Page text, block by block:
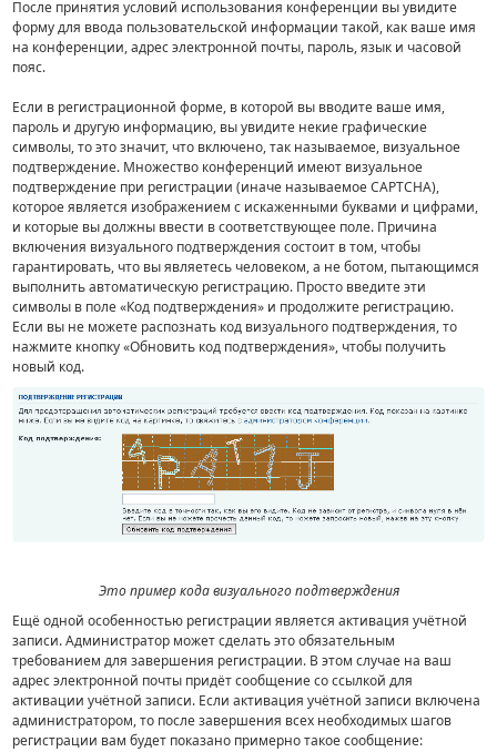
После принятия условий использования конференции вы увидите
форму для ввода пользовательской информации такой, как ваше имя
на конференции, адрес электронной почты, пароль, язык и часовой
пояс.
Если в регистрационной форме, в которой вы вводите ваше имя,
пароль и другую информацию, вы увидите некие графические
символы, то это значит, что включено, так называемое, визуальное
подтверждение. Множество конференций имеют визуальное
подтверждение при регистрации (иначе называемое CAPTCHA),
которое является изображением с искаженными буквами и цифрами,
и которые вы должны ввести в соответствующее поле. Причина
включения визуального подтверждения состоит в том, чтобы
гарантировать, что вы являетесь человеком, а не ботом, пытающимся
выполнить автоматическую регистрацию. Просто введите эти
символы в поле «Код подтверждения» и продолжите регистрацию.
Если вы не можете распознать код визуального подтверждения, то
нажмите кнопку «Обновить код подтверждения», чтобы получить
новый код.
Это пример кода визуального подтверждения
Ещё одной особенностью регистрации является активация учётной
записи. Администратор может сделать это обязательным
требованием для завершения регистрации. В этом случае на ваш
адрес электронной почты придёт сообщение со ссылкой для
активации учётной записи. Если активация учётной записи включена
администратором, то после завершения всех необходимых шагов
регистрации вам будет показано примерно такое сообщение: